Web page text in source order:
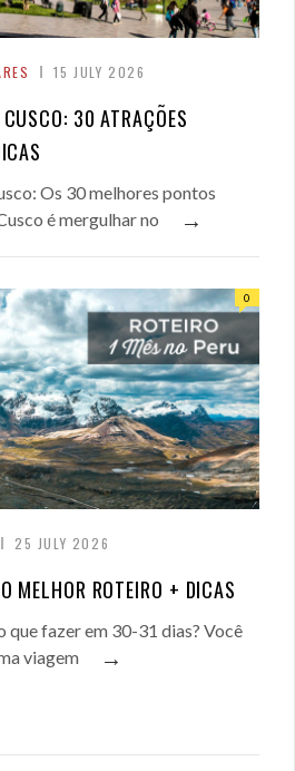
15 JULY 2026
CUSCO: 30 ATRAÇÕES
Os 30 melhores pontos
é mergulhar no
→
25 JULY 2026
0
MELHOR ROTEIRO + DICAS
que fazer em 30-31 dias? Você
viagem
→